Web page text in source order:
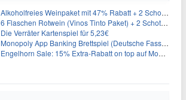
Alkoholfreies Weinpaket mit 47% Rabatt + 2 Schott Zwiesel Gläser GRATIS für 29,99€
6 Flaschen Rotwein (Vinos Tinto Paket) + 2 Schott Zwiesel Gläser für 25,99€ inkl. Versand
Die Verräter Kartenspiel für 5,23€
Monopoly App Banking Brettspiel (Deutsche Fassung) für 9,84€
Engelhorn Sale: 15% Extra-Rabatt on top auf Mode- und Sport-Artikel